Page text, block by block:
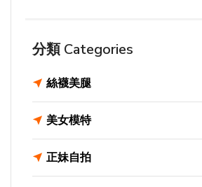
分類 Categories
絲襪美腿
美女模特
正妹自拍